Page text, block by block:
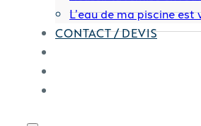
L’eau de ma piscine est
CONTACT / DEVIS